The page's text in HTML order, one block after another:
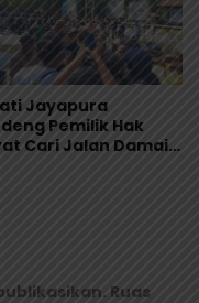
Jayapura
Pemilik Hak
Cari Jalan Damai,
Ruas